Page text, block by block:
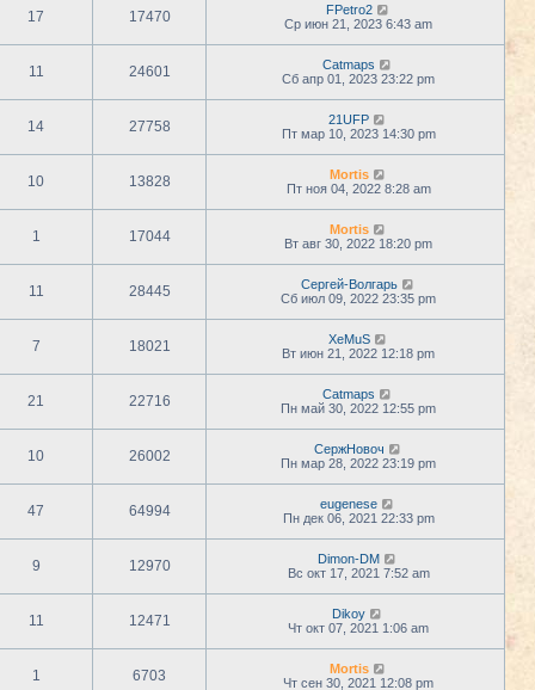
17 17470
FPetro2
Ср июн 21, 2023 6:43 am
11 24601
Catmaps
Сб апр 01, 2023 23:22 pm
14 27758
21UFP
Пт мар 10, 2023 14:30 pm
10 13828
Mortis
Пт ноя 04, 2022 8:28 am
1 17044
Mortis
Вт авг 30, 2022 18:20 pm
11 28445
Сергей-Волгарь
Сб июл 09, 2022 23:35 pm
7 18021
XeMuS
Вт июн 21, 2022 12:18 pm
21 22716
Catmaps
Пн май 30, 2022 12:55 pm
10 26002
СержНовоч
Пн мар 28, 2022 23:19 pm
47 64994
eugenese
Пн дек 06, 2021 22:33 pm
9 12970
Dimon-DM
Вс окт 17, 2021 7:52 am
11 12471
Dikoy
Чт окт 07, 2021 1:06 am
1 6703
Mortis
Чт сен 30, 2021 12:08 pm